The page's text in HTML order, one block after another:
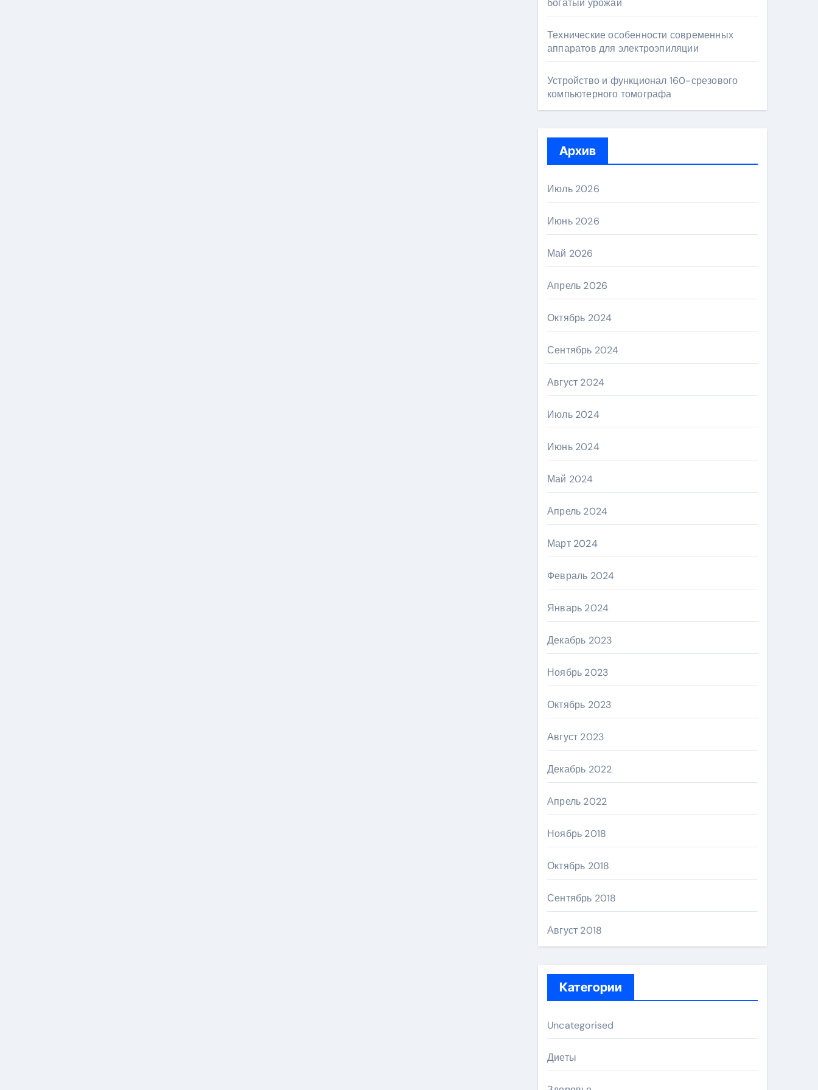
богатый урожай
Технические особенности современных
аппаратов для электроэпиляции
Устройство и функционал 160-срезового
компьютерного томографа
Архив
Июль 2026
Июнь 2026
Май 2026
Апрель 2026
Октябрь 2024
Сентябрь 2024
Август 2024
Июль 2024
Июнь 2024
Май 2024
Апрель 2024
Март 2024
Февраль 2024
Январь 2024
Декабрь 2023
Ноябрь 2023
Октябрь 2023
Август 2023
Декабрь 2022
Апрель 2022
Ноябрь 2018
Октябрь 2018
Сентябрь 2018
Август 2018
Категории
Uncategorised
Диеты